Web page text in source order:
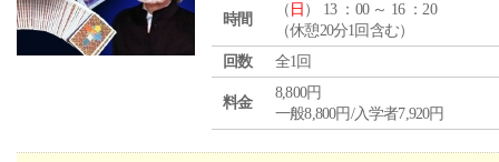
時間
（ 日 ） 13 ：00 ～ 16 ：20
（休憩20分1回含む）
回数
全1回
料金
8,800円
一般8,800円/入学者7,920円